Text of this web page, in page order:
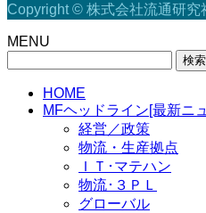
Copyright © 株式会社流通研究
MENU
HOME
MFヘッドライン[最新ニ
経営／政策
物流・生産拠点
ＩＴ･マテハン
物流･３ＰＬ
グローバル